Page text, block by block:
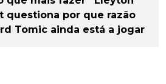
questiona por que razão
Tomic ainda está a jogar